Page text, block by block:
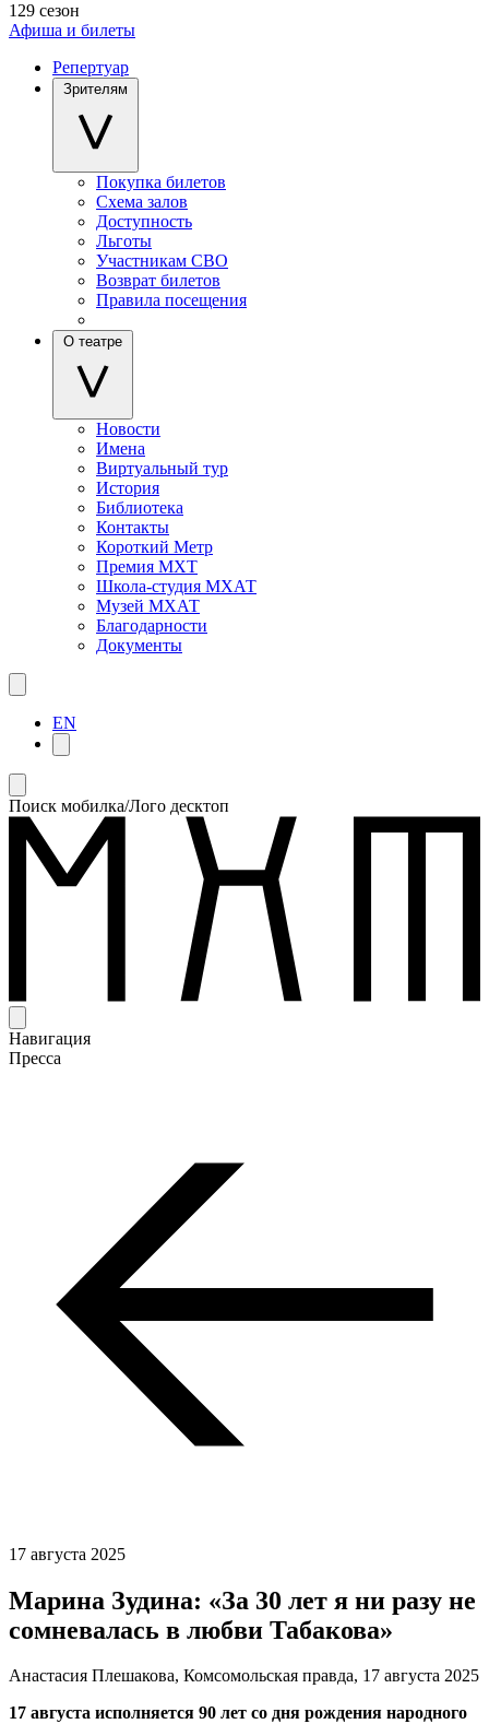
129 сезон
Афиша и билеты
Репертуар
Зрителям
Покупка билетов
Схема залов
Доступность
Льготы
Участникам СВО
Возврат билетов
Правила посещения
О театре
Новости
Имена
Виртуальный тур
История
Библиотека
Контакты
Короткий Метр
Премия МХТ
Школа-студия МХАТ
Музей МХАТ
Благодарности
Документы
EN
Поиск мобилка/Лого десктоп
Навигация
Пресса
17 августа 2025
Марина Зудина: «За 30 лет я ни разу не
сомневалась в любви Табакова»
Анастасия Плешакова, Комсомольская правда, 17 августа 2025
17 августа исполняется 90 лет со дня рождения народного